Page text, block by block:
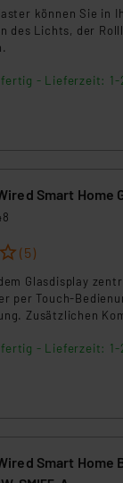
können Sie in
des Lichts, der
- Lieferzeit: 1-
Smart Home
5 (5)
Glasdisplay
per Touch-
Zusätzlichen
- Lieferzeit: 1-
Smart